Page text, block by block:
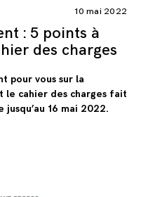
10 mai 2022
: 5 points à
des charges
pour vous sur la
le cahier des charges fait
jusqu’au 16 mai 2022.